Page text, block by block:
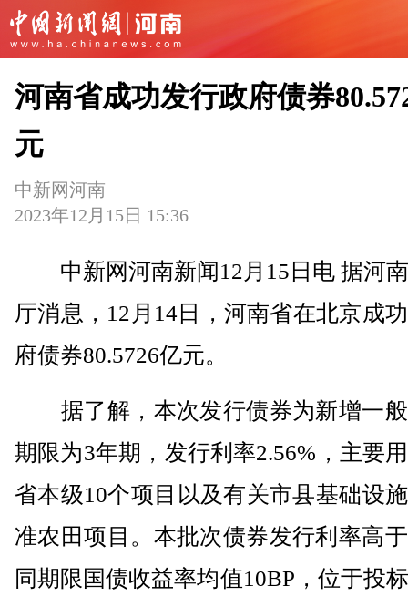
河南省成功发行政府债券
元
中新网河南
2023年12月15日 15:36
中新网河南新闻12月15日电 据河
厅消息，12月14日，河南省在北京成
府债券80.5726亿元。
据了解，本次发行债券为新增一
期限为3年期，发行利率2.56%，主要
省本级10个项目以及有关市县基础设
准农田项目。本批次债券发行利率高
同期限国债收益率均值10BP，位于投